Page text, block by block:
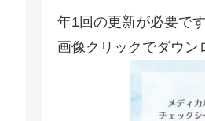
年1回の更新が必要です
画像クリックでダウン